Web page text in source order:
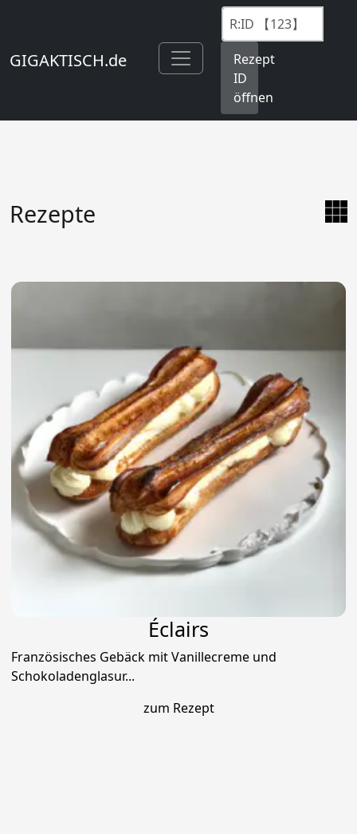
GIGAKTISCH.de
Rezept
ID
öffnen
Rezepte
Éclairs
Französisches Gebäck mit Vanillecreme und
Schokoladenglasur...
zum Rezept